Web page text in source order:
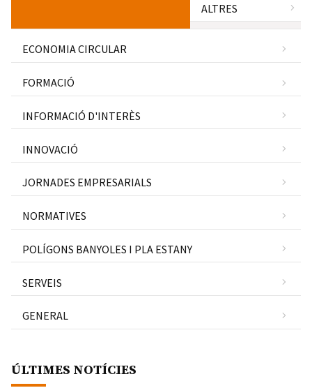
ALTRES
ECONOMIA CIRCULAR
FORMACIÓ
INFORMACIÓ D'INTERÈS
INNOVACIÓ
JORNADES EMPRESARIALS
NORMATIVES
POLÍGONS BANYOLES I PLA ESTANY
SERVEIS
GENERAL
ÚLTIMES NOTÍCIES